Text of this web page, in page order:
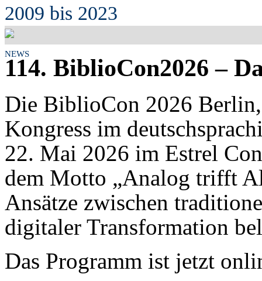
2009 bis 2023
NEWS
114. BiblioCon2026 –
Die BiblioCon 2026
Kongress im
22. Mai 2026 im Estrel
dem Motto „Analog trifft
Ansätze zwischen
digitaler Transformation
Das Programm ist jetzt